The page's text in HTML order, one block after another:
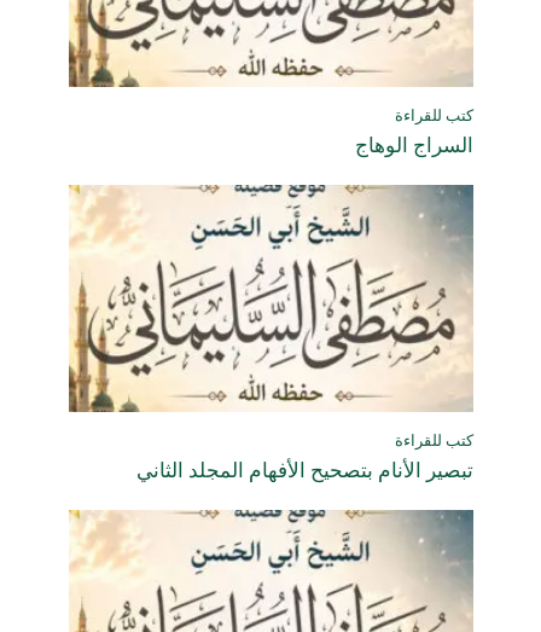
كتب للقراءة
السراج الوهاج
كتب للقراءة
تبصير الأنام بتصحيح الأفهام المجلد الثاني